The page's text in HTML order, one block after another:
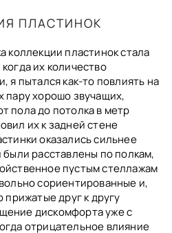
ПЛАСТИНОК
коллекции пластинок стала
их количество
я пытался как-то повлиять на
пару хорошо звучащих,
пола до потолка в метр
их к задней стене
оказались сильнее
расставлены по полкам,
пустым стеллажам
сориентированные и,
прижатые друг к другу
дискомфорта уже с
отрицательное влияние